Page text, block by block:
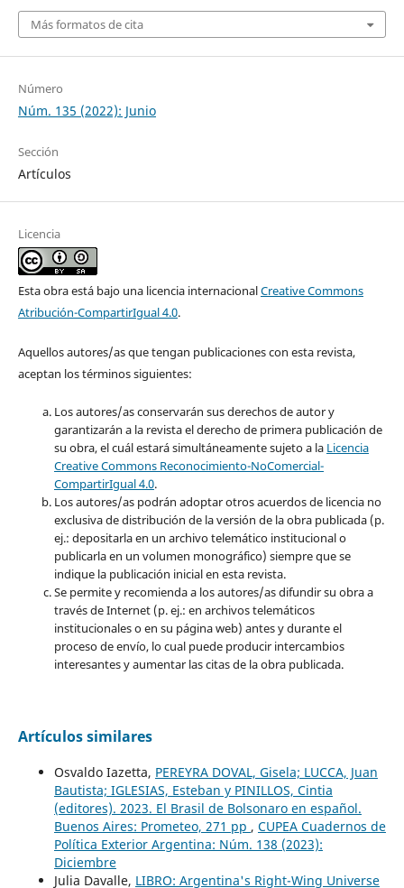
Más formatos de cita
Número
Núm. 135 (2022): Junio
Sección
Artículos
Licencia
Esta obra está bajo una licencia internacionalCreative Commons
Atribución-CompartirIgual 4.0.
Aquellos autores/as que tengan publicaciones con esta revista,
aceptan los términos siguientes:
Los autores/as conservarán sus derechos de autor y
garantizarán a la revista el derecho de primera publicación de
su obra, el cuál estará simultáneamente sujeto a la Licencia
Creative Commons Reconocimiento-NoComercial-
CompartirIgual 4.0.
Los autores/as podrán adoptar otros acuerdos de licencia no
exclusiva de distribución de la versión de la obra publicada (p.
ej.: depositarla en un archivo telemático institucional o
publicarla en un volumen monográfico) siempre que se
indique la publicación inicial en esta revista.
Se permite y recomienda a los autores/as difundir su obra a
través de Internet (p. ej.: en archivos telemáticos
institucionales o en su página web) antes y durante el
proceso de envío, lo cual puede producir intercambios
interesantes y aumentar las citas de la obra publicada.
Artículos similares
Osvaldo Iazetta, PEREYRA DOVAL, Gisela; LUCCA, Juan
Bautista; IGLESIAS, Esteban y PINILLOS, Cintia
(editores). 2023. El Brasil de Bolsonaro en español.
Buenos Aires: Prometeo, 271 pp , CUPEA Cuadernos de
Política Exterior Argentina: Núm. 138 (2023):
Diciembre
Julia Davalle, LIBRO: Argentina's Right-Wing Universe